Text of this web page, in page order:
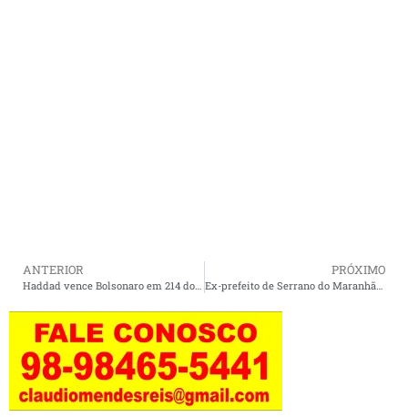
ANTERIOR PRÓXIMO
Ex-prefeito de Serrano do Maranhão, Leocádio Rodrigues, é preso por crimes de responsabilidade.